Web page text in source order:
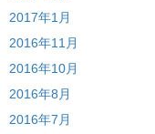
2017年1月
2016年11月
2016年10月
2016年8月
2016年7月